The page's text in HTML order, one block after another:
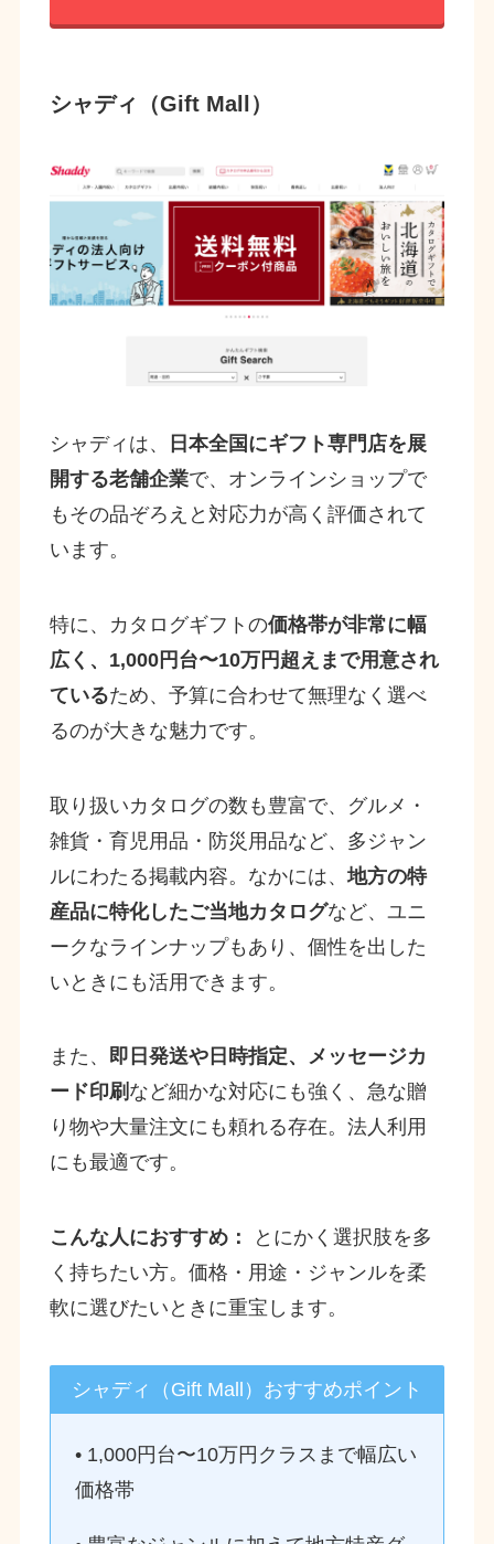
シャディ（Gift Mall）
シャディは、
日本全国にギフト専門店を展
開する老舗企業で、オンラインショップで
もその品ぞろえと対応力が高く評価されて
います。
特に、カタログギフトの価格帯が非常に幅
広く、1,000円台〜10万円超えまで用意され
ているため、予算に合わせて無理なく選べ
るのが大きな魅力です。
取り扱いカタログの数も豊富で、グルメ・
雑貨・育児用品・防災用品など、多ジャン
ルにわたる掲載内容。なかには、地方の特
産品に特化したご当地カタログなど、ユニ
ークなラインナップもあり、個性を出した
いときにも活用できます。
また、 即日発送や日時指定、メッセージカ
ード印刷 など細かな対応にも強く、急な贈
り物や大量注文にも頼れる存在。法人利用
にも最適です。
こんな人におすすめ：
とにかく選択肢を多
く持ちたい方。価格・用途・ジャンルを柔
軟に選びたいときに重宝します。
シャディ（Gift Mall）おすすめポイント
• 1,000円台〜10万円クラスまで幅広い
価格帯